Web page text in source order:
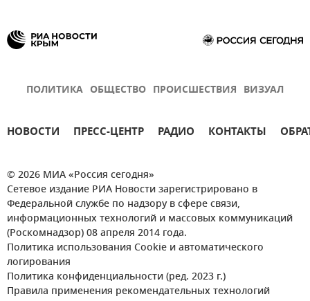
ПОЛИТИКА ОБЩЕСТВО ПРОИСШЕСТВИЯ ВИЗУАЛ
НОВОСТИ ПРЕСС-ЦЕНТР РАДИО КОНТАКТЫ
© 2026 МИА «Россия сегодня»
Сетевое издание РИА Новости зарегистрировано в
Федеральной службе по надзору в сфере связи,
информационных технологий и массовых коммуникаций
(Роскомнадзор) 08 апреля 2014 года.
Политика использования Cookie и автоматического
логирования
Политика конфиденциальности (ред. 2023 г.)
Правила применения рекомендательных технологий